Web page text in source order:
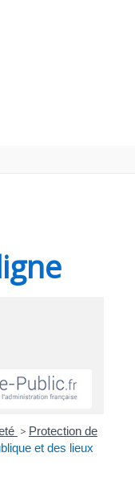
> Protection de
et des lieux